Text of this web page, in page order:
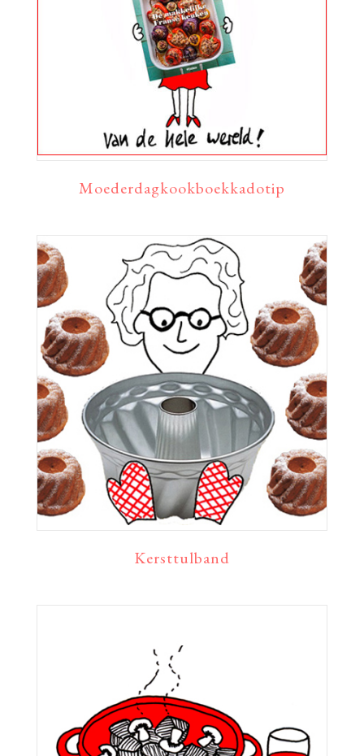
Moederdagkookboekkadotip
Kersttulband